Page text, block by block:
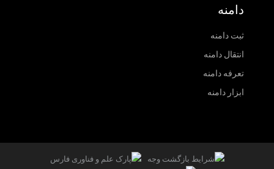
دامنه
ثبت دامنه
انتقال دامنه
تعرفه دامنه
ابزار دامنه